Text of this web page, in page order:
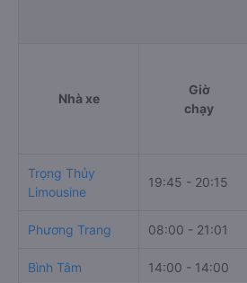
Nhà xe
Giờ
chạy
Trọng Thủy
Limousine
19:45 - 20:15
Phương Trang 08:00 - 21:01
Bình Tâm 14:00 - 14:00